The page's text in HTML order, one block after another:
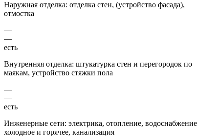
Наружная отделка: отделка стен, (устройство фасада),
отмостка
—
—
есть
Внутренняя отделка: штукатурка стен и перегородок по
маякам, устройство стяжки пола
—
—
есть
Инженерные сети: электрика, отопление, водоснабжение
холодное и горячее, канализация